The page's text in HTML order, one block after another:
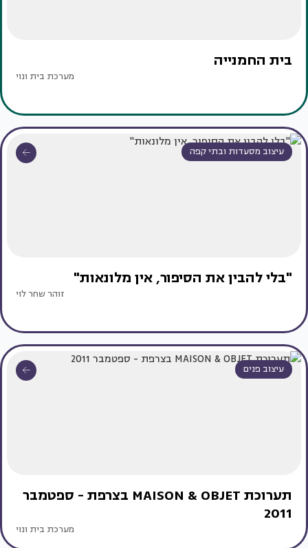
בית החמנייה
מערכת בית ונוי
עיצוב מסעדות ובתי קפה
"בלי להבין את הסיפור, אין מלונאות"
זוהר שחר לוי
עיצוב פנים
תערוכת MAISON & OBJET בצרפת - ספטמבר
2011
מערכת בית ונוי